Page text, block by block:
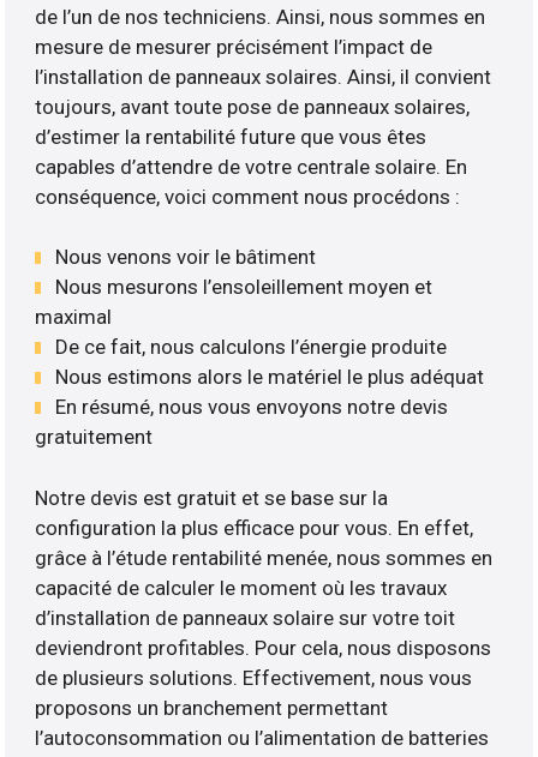
de l’un de nos techniciens. Ainsi, nous sommes en
mesure de mesurer précisément l’impact de
l’installation de panneaux solaires. Ainsi, il convient
toujours, avant toute pose de panneaux solaires,
d’estimer la rentabilité future que vous êtes
capables d’attendre de votre centrale solaire. En
conséquence, voici comment nous procédons :
Nous venons voir le bâtiment
Nous mesurons l’ensoleillement moyen et
maximal
De ce fait, nous calculons l’énergie produite
Nous estimons alors le matériel le plus adéquat
En résumé, nous vous envoyons notre devis
gratuitement
Notre devis est gratuit et se base sur la
configuration la plus efficace pour vous. En effet,
grâce à l’étude rentabilité menée, nous sommes en
capacité de calculer le moment où les travaux
d’installation de panneaux solaire sur votre toit
deviendront profitables. Pour cela, nous disposons
de plusieurs solutions. Effectivement, nous vous
proposons un branchement permettant
l’autoconsommation ou l’alimentation de batteries